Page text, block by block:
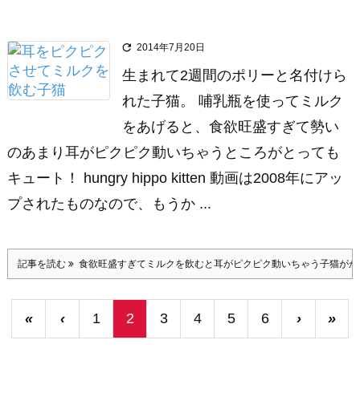
 2014年7月20日
生まれて2週間のポリーと名付けら
れた子猫。 哺乳瓶を使ってミルク
をあげると、食欲旺盛すぎて勢い
のあまり耳がピクピク動いちゃうところがとっても
キュート！ hungry hippo kitten 動画は2008年にアッ
プされたものなので、もうか ...
記事を読む 食欲旺盛すぎてミルクを飲むと耳がピクピク動いちゃう子猫が
« ‹ 1 2 3 4 5 6 › »